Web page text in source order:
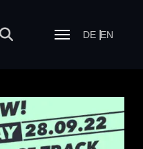
DE EN